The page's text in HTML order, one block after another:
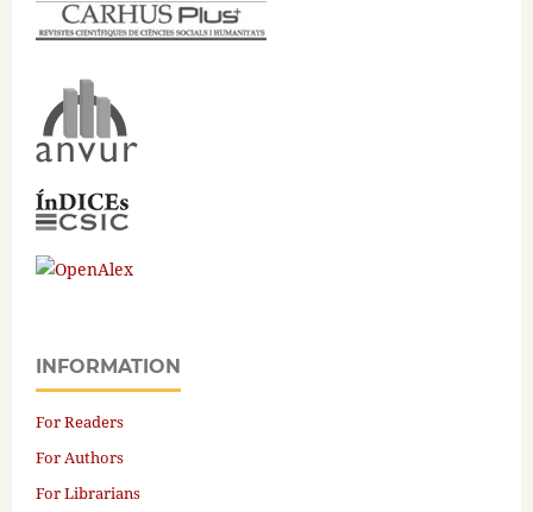
INFORMATION
For Readers
For Authors
For Librarians